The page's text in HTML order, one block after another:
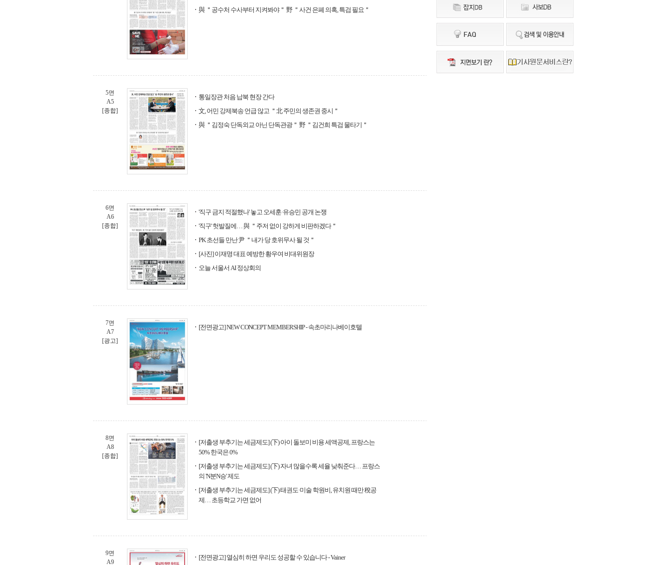
與 ＂공수처 수사부터 지켜봐야＂ 野 ＂사건 은폐 의혹, 특검 필요＂
5면
A5
[종합]
통일장관 처음 납북 현장 간다
文, 어민 강제북송 언급 않고 ＂北 주민의 생존권 중시＂
與 ＂김정숙 단독외교 아닌 단독관광＂ 野 ＂김건희 특검 물타기＂
6면
A6
[종합]
'직구 금지 적절했나' 놓고 오세훈·유승민 공개 논쟁
'직구' 헛발질에… 與 ＂주저 없이 강하게 비판하겠다＂
PK 초선들 만난 尹 ＂내가 당 호위무사 될 것＂
[사진] 이재명 대표 예방한 황우여 비대위원장
오늘 서울서 AI 정상회의
7면
A7
[광고]
[전면광고] NEW CONCEPT MEMBERSHIP - 속초마리나베이호텔
8면
A8
[종합]
[저출생 부추기는 세금제도] (下) 아이 돌보미 비용 세액공제, 프랑스는
50% 한국은 0%
[저출생 부추기는 세금제도] (下) 자녀 많을수록 세율 낮춰준다… 프랑스
의 'N분N승' 제도
[저출생 부추기는 세금제도] (下) 태권도·미술 학원비, 유치원 때만 稅공
제… 초등학교 가면 없어
9면
A9
[전면광고] 열심히 하면 우리도 성공할 수 있습니다 - Vainer